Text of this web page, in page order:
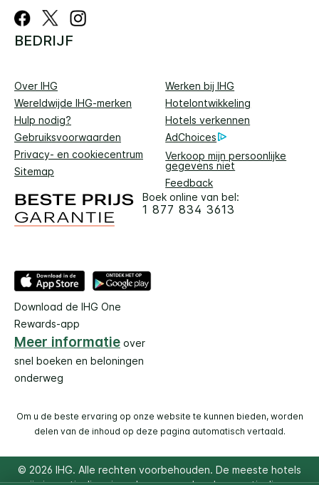
BEDRIJF
Over IHG
Werken bij IHG
Wereldwijde IHG-merken
Hotelontwikkeling
Hulp nodig?
Hotels verkennen
Gebruiksvoorwaarden
AdChoices
Privacy- en cookiecentrum
Verkoop mijn persoonlijke
gegevens niet
Sitemap
Feedback
Boek online van bel:
1 877 834 3613
Download de IHG One
Rewards-app
Meer informatie over
snel boeken en beloningen
onderweg
Om u de beste ervaring op onze website te kunnen bieden, worden
delen van de inhoud op deze pagina automatisch vertaald.
© 2026 IHG. Alle rechten voorbehouden. De meeste hotels